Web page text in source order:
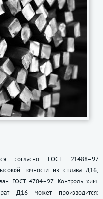
согласно ГОСТ 21488–97
точности из сплава Д16,
ГОСТ 4784–97. Контроль хим.
Д16 может производится: